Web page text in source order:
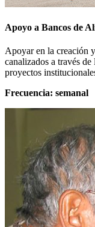
Apoyo a Bancos de
Apoyar en la creación
canalizados a través
proyectos
Frecuencia: semanal